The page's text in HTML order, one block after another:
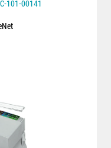
101-00141